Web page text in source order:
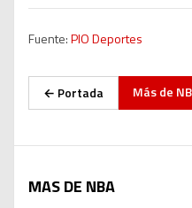
Fuente:PIO Deportes
← Portada Más de
MAS DE NBA